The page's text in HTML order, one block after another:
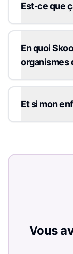
Est-ce que
En quoi
organismes
Et si mon
Vous